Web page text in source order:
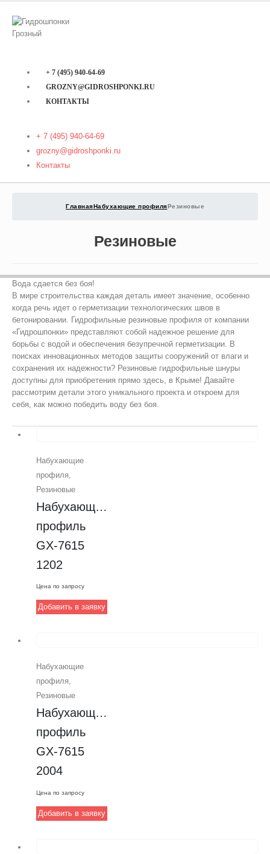
+ 7 (495) 940-64-69
GROZNY@GIDROSHPONKI.RU
КОНТАКТЫ
+ 7 (495) 940-64-69
grozny@gidroshponki.ru
Контакты
ГлавнаяНабухающие профиляРезиновые
Резиновые
Вода сдается без боя!
В мире строительства каждая деталь имеет значение, особенно
когда речь идет о герметизации технологических швов в
бетонировании. Гидрофильные резиновые профиля от компании
«Гидрошпонки» представляют собой надежное решение для
борьбы с водой и обеспечения безупречной герметизации. В
поисках инновационных методов защиты сооружений от влаги и
сохранения их надежности? Резиновые гидрофильные шнуры
доступны для приобретения прямо здесь, в Крыме! Давайте
рассмотрим детали этого уникального проекта и откроем для
себя, как можно победить воду без боя.
Набухающие
профиля
Резиновые
Набухающий
профиль
GX-7615
1202
Цена по запросу
Добавить в заявку
Набухающие
профиля,
Резиновые
Набухающий
профиль
GX-7615
2004
Цена по запросу
Добавить в заявку